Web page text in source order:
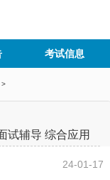
考试信息
>
试辅导 综合应用
24-01-17